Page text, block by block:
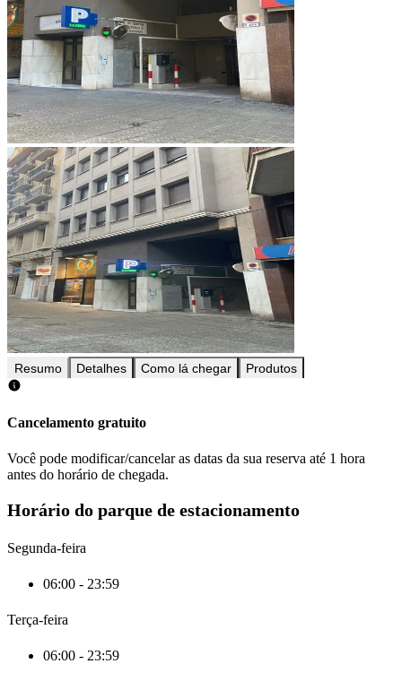
Resumo Detalhes Como lá chegar Produtos
Cancelamento gratuito
Você pode modificar/cancelar as datas da sua reserva até 1 hora
antes do horário de chegada.
Horário do parque de estacionamento
Segunda-feira
06:00 - 23:59
Terça-feira
06:00 - 23:59